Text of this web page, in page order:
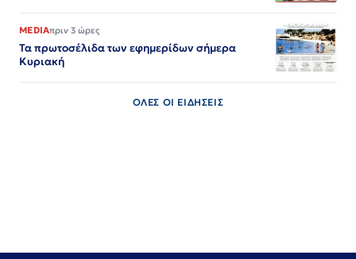
MEDIAπριν 3 ώρες
Τα πρωτοσέλιδα των εφημερίδων σήμερα
Κυριακή
ΟΛΕΣ ΟΙ ΕΙΔΗΣΕΙΣ